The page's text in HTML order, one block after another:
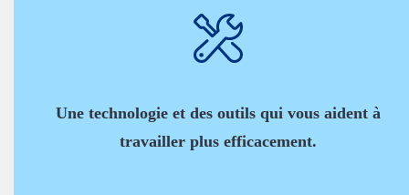
Une technologie et des outils qui vous aident à
travailler plus efficacement.